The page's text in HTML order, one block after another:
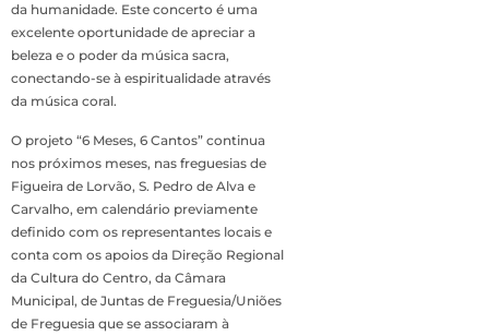
da humanidade. Este concerto é uma
excelente oportunidade de apreciar a
beleza e o poder da música sacra,
conectando-se à espiritualidade através
da música coral.
O projeto “6 Meses, 6 Cantos” continua
nos próximos meses, nas freguesias de
Figueira de Lorvão, S. Pedro de Alva e
Carvalho, em calendário previamente
definido com os representantes locais e
conta com os apoios da Direção Regional
da Cultura do Centro, da Câmara
Municipal, de Juntas de Freguesia/Uniões
de Freguesia que se associaram à